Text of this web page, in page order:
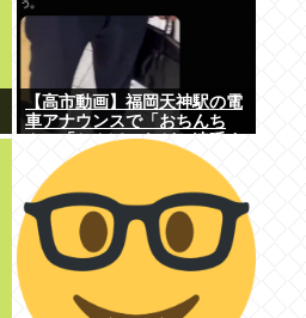
【高市動画】福岡天神駅の電
車アナウンスで「おちんち
ん」「ちんぽ」などと連呼す
る不審な音声が大音量で流れ
る 犯人は不明